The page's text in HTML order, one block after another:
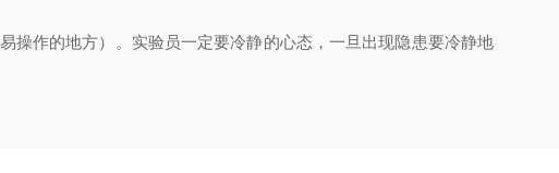
操作的地方）。实验员一定要冷静的心态，一旦出现隐患要冷静地